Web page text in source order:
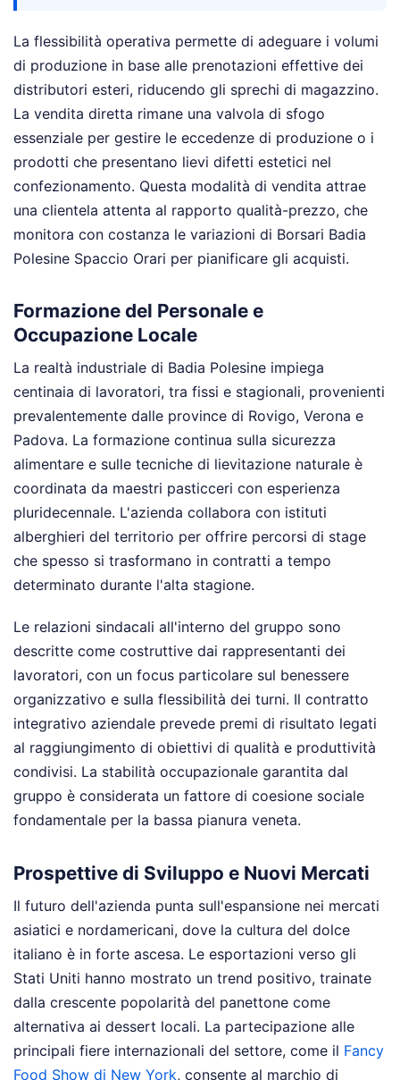
La flessibilità operativa permette di adeguare i volumi
di produzione in base alle prenotazioni effettive dei
distributori esteri, riducendo gli sprechi di magazzino.
La vendita diretta rimane una valvola di sfogo
essenziale per gestire le eccedenze di produzione o i
prodotti che presentano lievi difetti estetici nel
confezionamento. Questa modalità di vendita attrae
una clientela attenta al rapporto qualità-prezzo, che
monitora con costanza le variazioni di Borsari Badia
Polesine Spaccio Orari per pianificare gli acquisti.
Formazione del Personale e
Occupazione Locale
La realtà industriale di Badia Polesine impiega
centinaia di lavoratori, tra fissi e stagionali, provenienti
prevalentemente dalle province di Rovigo, Verona e
Padova. La formazione continua sulla sicurezza
alimentare e sulle tecniche di lievitazione naturale è
coordinata da maestri pasticceri con esperienza
pluridecennale. L'azienda collabora con istituti
alberghieri del territorio per offrire percorsi di stage
che spesso si trasformano in contratti a tempo
determinato durante l'alta stagione.
Le relazioni sindacali all'interno del gruppo sono
descritte come costruttive dai rappresentanti dei
lavoratori, con un focus particolare sul benessere
organizzativo e sulla flessibilità dei turni. Il contratto
integrativo aziendale prevede premi di risultato legati
al raggiungimento di obiettivi di qualità e produttività
condivisi. La stabilità occupazionale garantita dal
gruppo è considerata un fattore di coesione sociale
fondamentale per la bassa pianura veneta.
Prospettive di Sviluppo e Nuovi Mercati
Il futuro dell'azienda punta sull'espansione nei mercati
asiatici e nordamericani, dove la cultura del dolce
italiano è in forte ascesa. Le esportazioni verso gli
Stati Uniti hanno mostrato un trend positivo, trainate
dalla crescente popolarità del panettone come
alternativa ai dessert locali. La partecipazione alle
principali fiere internazionali del settore, come il Fancy
Food Show di New York, consente al marchio di